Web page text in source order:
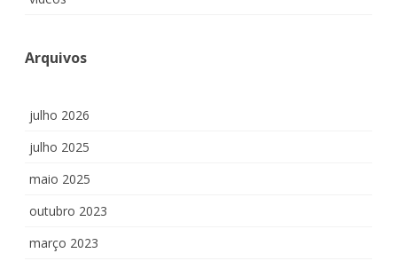
Arquivos
julho 2026
julho 2025
maio 2025
outubro 2023
março 2023